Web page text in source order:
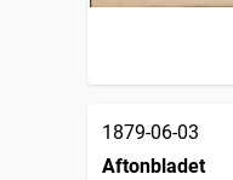
1879-06-03
Aftonbladet